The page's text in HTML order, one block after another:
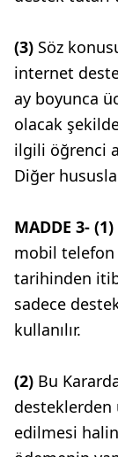
(3) Söz
internet
ay boyunca
olacak
ilgili öğrenci
Diğer
MADDE 3- (1)
mobil telefon
tarihinden
sadece
kullanılır.
(2) Bu
desteklerden
edilmesi